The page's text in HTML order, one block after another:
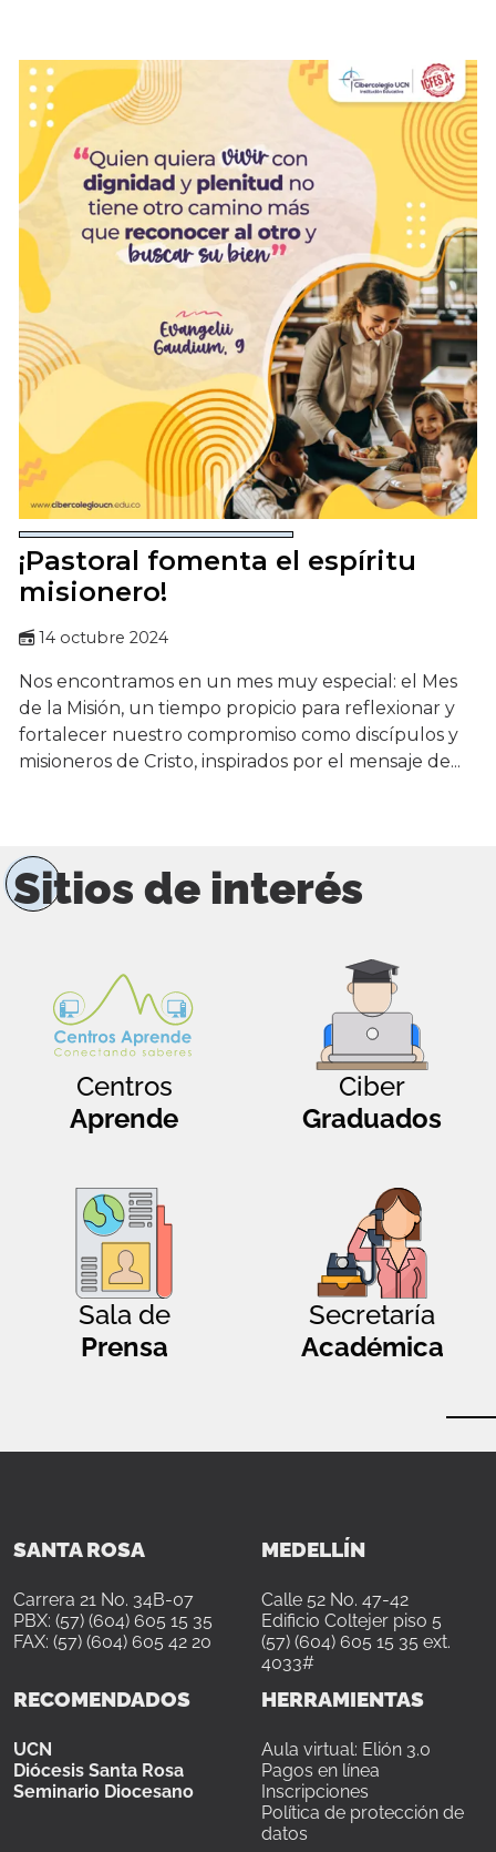
¡Pastoral fomenta el espíritu
misionero!
14 octubre 2024
Nos encontramos en un mes muy especial: el Mes
de la Misión, un tiempo propicio para reflexionar y
fortalecer nuestro compromiso como discípulos y
misioneros de Cristo, inspirados por el mensaje de...
Sitios de interés
Centros
Aprende
Ciber
Graduados
Sala de
Prensa
Secretaría
Académica
SANTA ROSA
Carrera 21 No. 34B-07
PBX: (57) (604) 605 15 35
FAX: (57) (604) 605 42 20
MEDELLÍN
Calle 52 No. 47-42
Edificio Coltejer piso 5
(57) (604) 605 15 35 ext.
4033#
RECOMENDADOS
UCN
Diócesis Santa Rosa
Seminario Diocesano
HERRAMIENTAS
Aula virtual: Elión 3.0
Pagos en línea
Inscripciones
Política de protección de
datos